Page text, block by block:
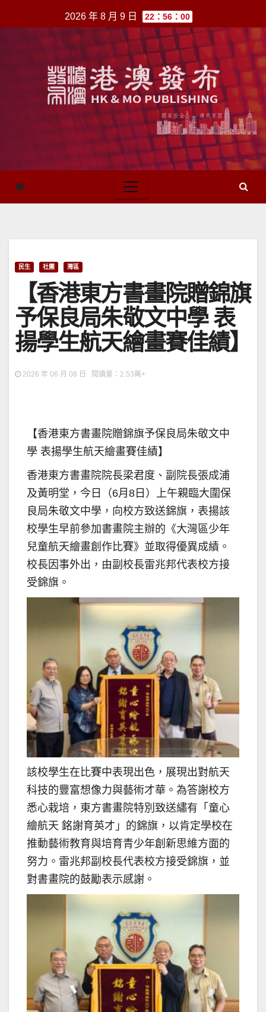
至
2026 年 8 月 9 日 22：56：00
民生 社團 灣區
【香港東方書畫院贈錦旗
予保良局朱敬文中學 表
揚學生航天繪畫賽佳績】
2026 年 06 月 08 日 閱讀量：2.53萬+
【香港東方書畫院贈錦旗予保良局朱敬文中
學 表揚學生航天繪畫賽佳績】
香港東方書畫院院長梁君度、副院長張成浦
及黃明堂，今日（6月8日）上午親臨大圍保
良局朱敬文中學，向校方致送錦旗，表揚該
校學生早前參加書畫院主辦的《大灣區少年
兒童航天繪畫創作比賽》並取得優異成績。
校長因事外出，由副校長雷兆邦代表校方接
受錦旗。
該校學生在比賽中表現出色，展現出對航天
科技的豐富想像力與藝術才華。為答謝校方
悉心栽培，東方書畫院特別致送繡有「童心
繪航天 銘謝育英才」的錦旗，以肯定學校在
推動藝術教育與培育青少年創新思維方面的
努力。雷兆邦副校長代表校方接受錦旗，並
對書畫院的鼓勵表示感謝。